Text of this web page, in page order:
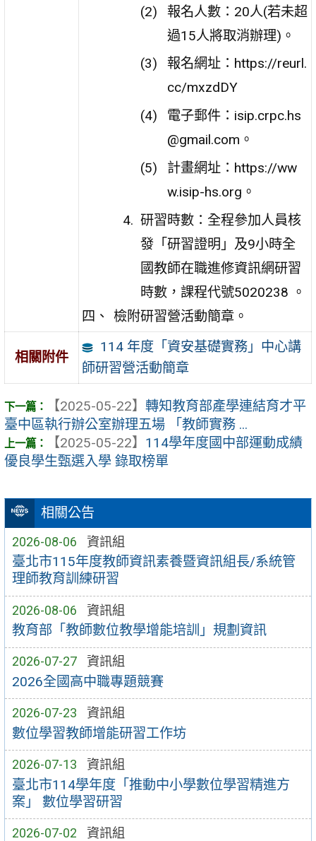
相關公告
2026-08-06 資訊組
臺北市115年度教師資訊素養暨資訊組長/系統管
理師教育訓練研習
2026-08-06 資訊組
教育部「教師數位教學增能培訓」規劃資訊
2026-07-27 資訊組
2026全國高中職專題競賽
2026-07-23 資訊組
數位學習教師增能研習工作坊
2026-07-13 資訊組
臺北市114學年度「推動中小學數位學習精進方
案」 數位學習研習
2026-07-02 資訊組
報名人數：20人(若未超
過15人將取消辦理)。
報名網址：https://reurl.
cc/mxzdDY
電子郵件：isip.crpc.hs
@gmail.com。
計畫網址：https://ww
w.isip-hs.org。
研習時數：全程參加人員核
發「研習證明」及9小時全
國教師在職進修資訊網研習
時數，課程代號5020238 。
檢附研習營活動簡章。
相關附件
114 年度「資安基礎實務」中心講
師研習營活動簡章
【2025-05-22】 轉知教育部產學連結育才平
臺中區執行辦公室辦理五場 「教師實務 ...
【2025-05-22】 114學年度國中部運動成績
優良學生甄選入學 錄取榜單